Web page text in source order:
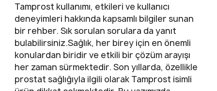
Tamprost kullanımı, etkileri ve kullanıcı
deneyimleri hakkında kapsamlı bilgiler sunan
bir rehber. Sık sorulan sorulara da yanıt
bulabilirsiniz.Sağlık, her birey için en önemli
konulardan biridir ve etkili bir çözüm arayışı
her zaman sürmektedir. Son yıllarda, özellikle
prostat sağlığıyla ilgili olarak Tamprost isimli